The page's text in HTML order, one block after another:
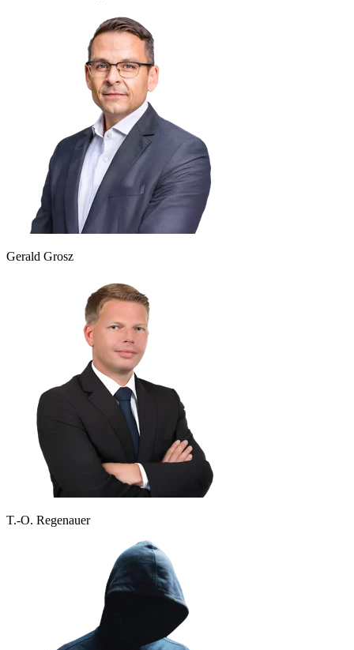
Gerald Grosz
T.-O. Regenauer